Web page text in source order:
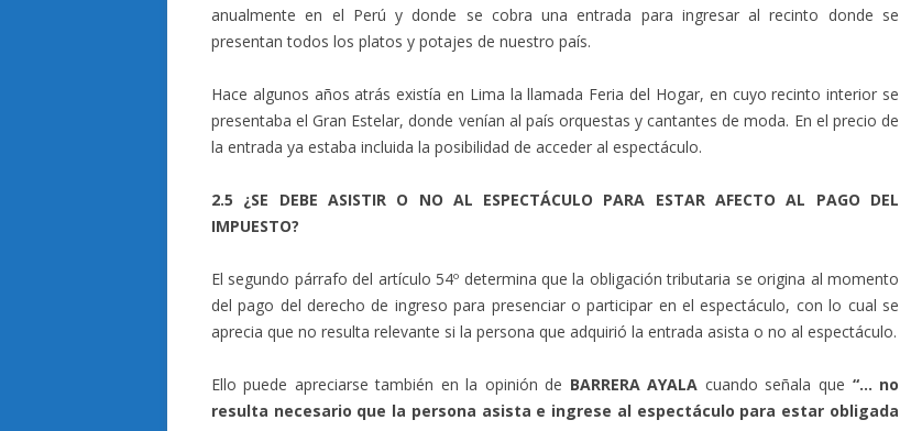
anualmente en el Perú y donde se cobra una entrada para ingresar al recinto donde se
presentan todos los platos y potajes de nuestro país.
Hace algunos años atrás existía en Lima la llamada Feria del Hogar, en cuyo recinto interior se
presentaba el Gran Estelar, donde venían al país orquestas y cantantes de moda. En el precio de
la entrada ya estaba incluida la posibilidad de acceder al espectáculo.
2.5 ¿SE DEBE ASISTIR O NO AL ESPECTÁCULO PARA ESTAR AFECTO AL PAGO DEL
IMPUESTO?
El segundo párrafo del artículo 54º determina que la obligación tributaria se origina al momento
del pago del derecho de ingreso para presenciar o participar en el espectáculo, con lo cual se
aprecia que no resulta relevante si la persona que adquirió la entrada asista o no al espectáculo.
Ello puede apreciarse también en la opinión de BARRERA AYALA cuando señala que “… no
resulta necesario que la persona asista e ingrese al espectáculo para estar obligada